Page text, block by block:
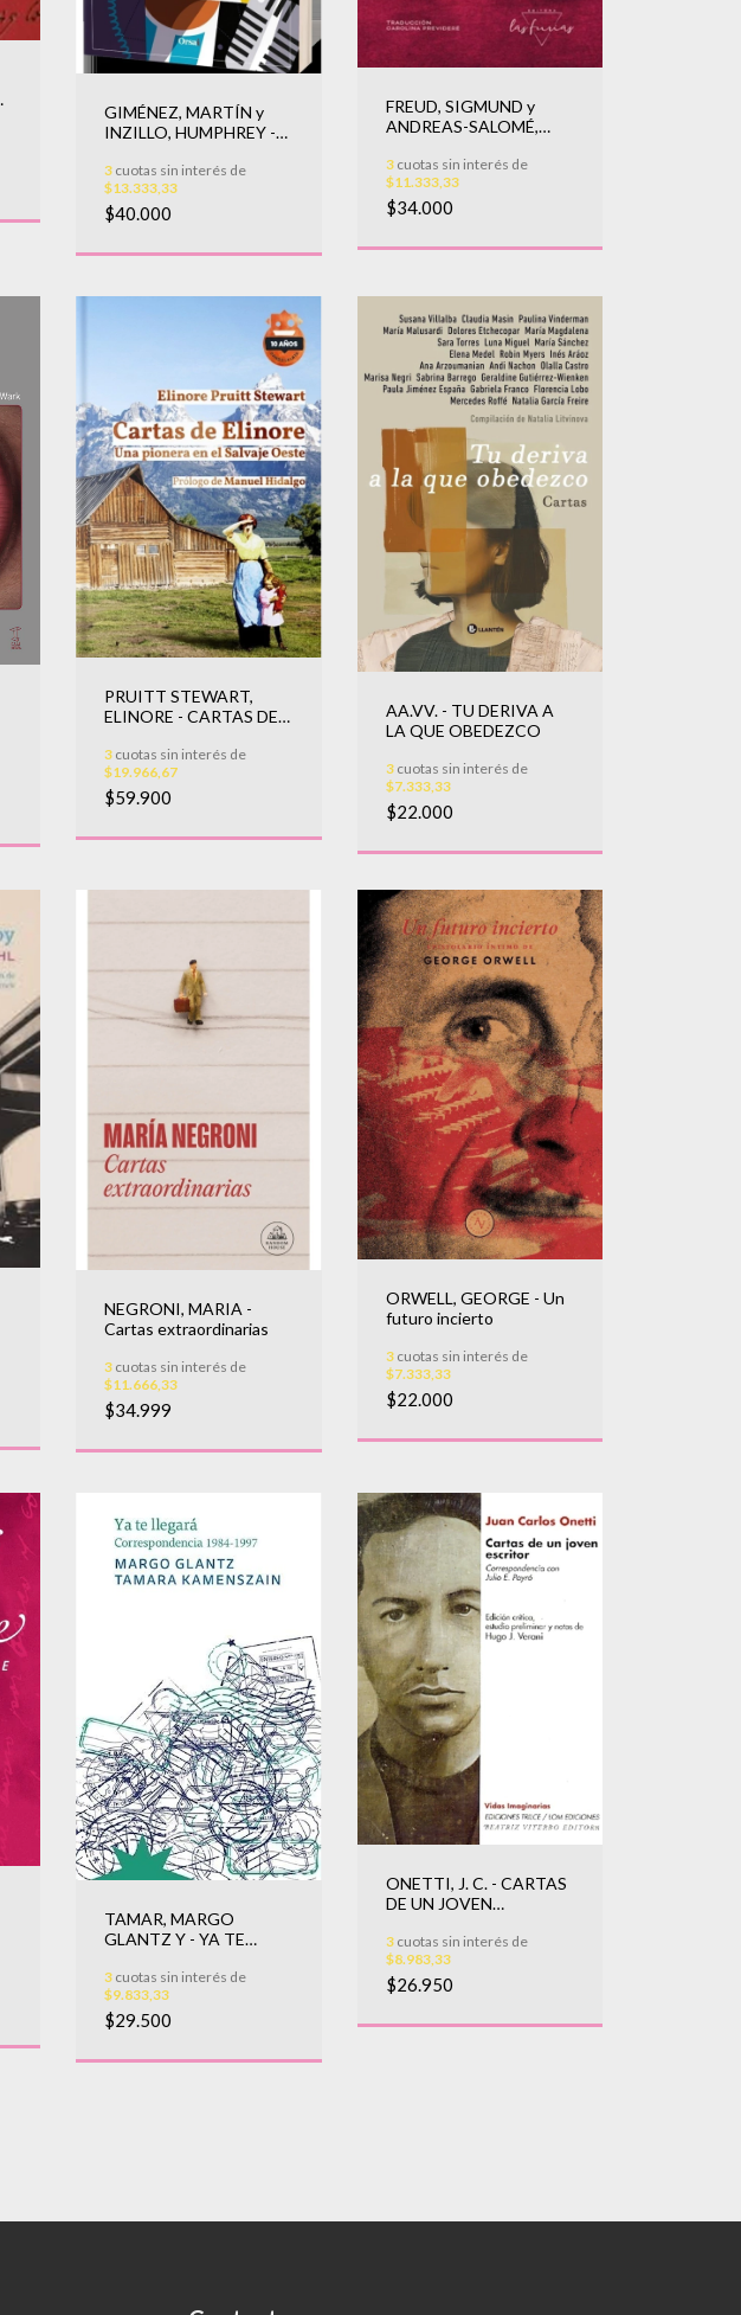
GIMÉNEZ, MARTÍN y
INZILLO, HUMPHREY -
3 cuotas sin interés de
$13.333,33
$40.000
FREUD, SIGMUND y
ANDREAS-SALOMÉ,
un verdadero encuentro
3cuotas sin interés de
$11.333,33
$34.000
PRUITT STEWART,
ELINORE - CARTAS DE
3 cuotas sin interés de
$19.966,67
$59.900
AA.VV. - TU DERIVA A
LA QUE OBEDEZCO
3cuotas sin interés de
$7.333,33
$22.000
NEGRONI, MARIA -
Cartas extraordinarias
3 cuotas sin interés de
$11.666,33
$34.999
ORWELL, GEORGE - Un
futuro incierto
3cuotas sin interés de
$7.333,33
$22.000
TAMAR, MARGO
GLANTZ Y - YA TE
3 cuotas sin interés de
$9.833,33
$29.500
ONETTI, J. C. - CARTAS
DE UN JOVEN
3cuotas sin interés de
$8.983,33
$26.950